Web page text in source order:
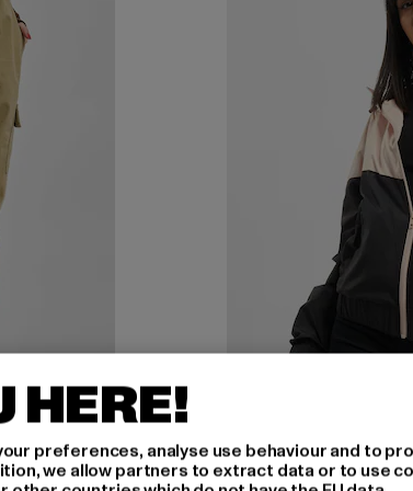
URBAN
Arrow
HERE!
preferences, analyse use behaviour and to
we allow partners to extract data or to use